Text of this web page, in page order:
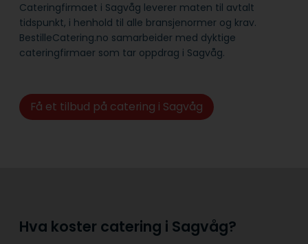
Cateringfirmaet i Sagvåg leverer maten til avtalt
tidspunkt, i henhold til alle bransje­normer og krav.
BestilleCatering.no samarbeider med dyktige
cateringfirmaer som tar oppdrag i Sagvåg.
Få et tilbud på catering i Sagvåg
Hva koster catering i Sagvåg?